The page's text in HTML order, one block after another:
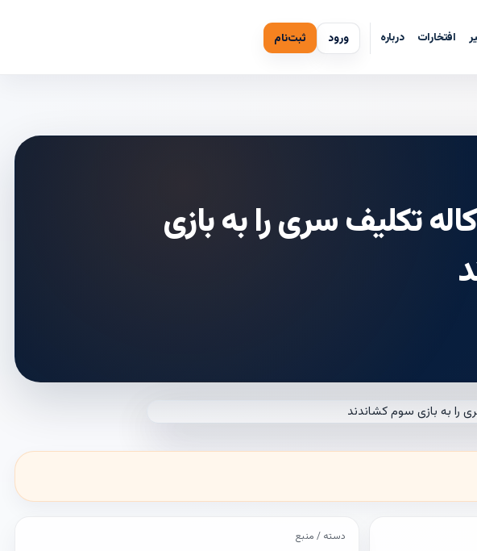
افتخارات درباره ورود ثبت‌نام
تکلیف سری را به بازی
دسته / منبع